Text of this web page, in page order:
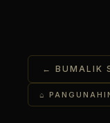
← BUMALIK
⌂